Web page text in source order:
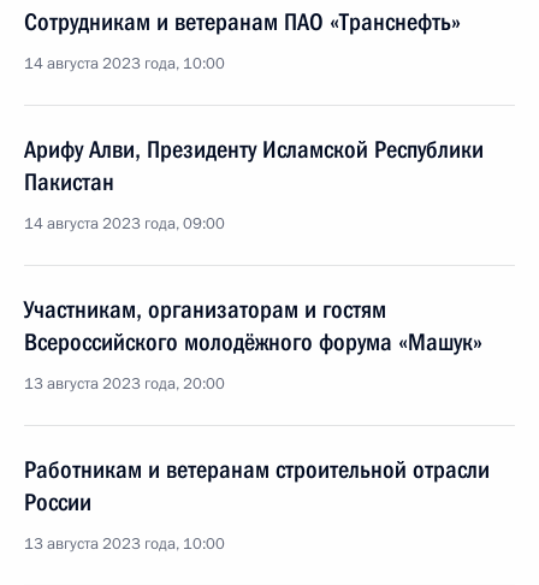
Сотрудникам и ветеранам ПАО «Транснефть»
14 августа 2023 года, 10:00
Арифу Алви, Президенту Исламской Республики
Пакистан
14 августа 2023 года, 09:00
Участникам, организаторам и гостям
Всероссийского молодёжного форума «Машук»
13 августа 2023 года, 20:00
Работникам и ветеранам строительной отрасли
России
13 августа 2023 года, 10:00